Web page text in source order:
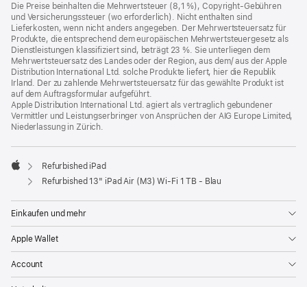
Die Preise beinhalten die Mehrwertsteuer (8,1 %), Copyright-Gebühren
und Versicherungssteuer (wo erforderlich). Nicht enthalten sind
Lieferkosten, wenn nicht anders angegeben. Der Mehrwertsteuersatz für
Produkte, die entsprechend dem europäischen Mehrwertsteuergesetz als
Dienstleistungen klassifiziert sind, beträgt 23 %. Sie unterliegen dem
Mehrwertsteuersatz des Landes oder der Region, aus dem/ aus der Apple
Distribution International Ltd. solche Produkte liefert, hier die Republik
Irland. Der zu zahlende Mehrwertsteuersatz für das gewählte Produkt ist
auf dem Auftragsformular aufgeführt.
Apple Distribution International Ltd. agiert als vertraglich gebundener
Vermittler und Leistungserbringer von Ansprüchen der AIG Europe Limited,
Niederlassung in Zürich.
Apple
Refurbished iPad
Refurbished 13" iPad Air (M3) Wi‑Fi 1 TB - Blau
Einkaufen und mehr
Apple Wallet
Account